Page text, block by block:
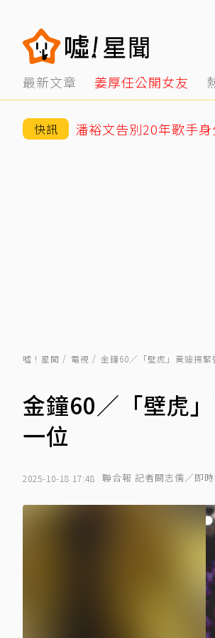
最新文章 姜厚任公開女友
快訊 潘裕文告別20年歌手
噓！星聞 電視 金鐘60／「壁虎」黃迪揚
金鐘60／「壁虎
一位
2025-10-18 17:48 聯合報 記者闕志儒／即